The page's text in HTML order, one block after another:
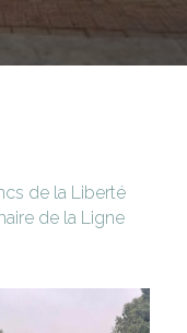
de la Liberté
de la Ligne